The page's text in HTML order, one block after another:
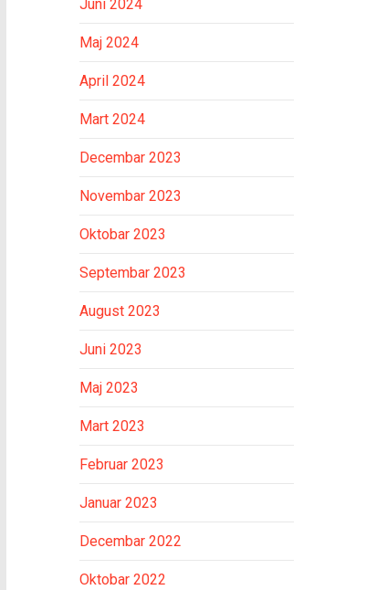
Juni 2024
Maj 2024
April 2024
Mart 2024
Decembar 2023
Novembar 2023
Oktobar 2023
Septembar 2023
August 2023
Juni 2023
Maj 2023
Mart 2023
Februar 2023
Januar 2023
Decembar 2022
Oktobar 2022